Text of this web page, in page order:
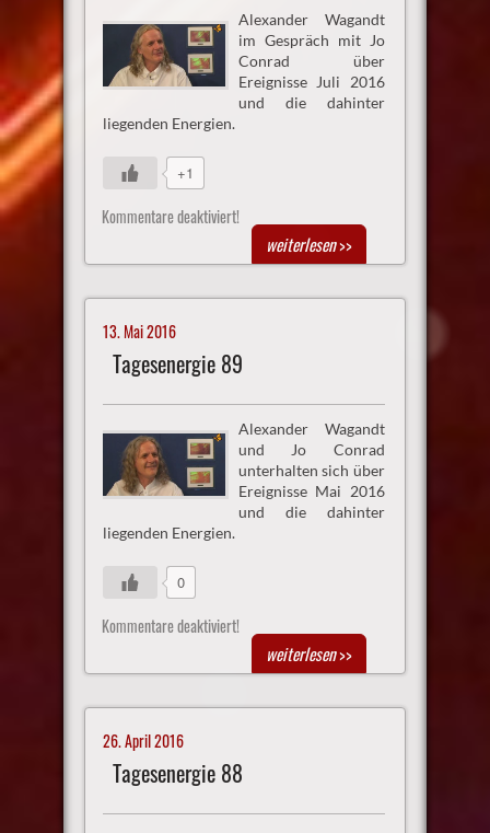
Alexander Wagandt
im Gespräch mit Jo
Conrad über
Ereignisse Juli 2016
und die dahinter
liegenden Energien.
+1
Kommentare deaktiviert!
weiterlesen>>
13. Mai 2016
Tagesenergie 89
Alexander Wagandt
und Jo Conrad
unterhalten sich über
Ereignisse Mai 2016
und die dahinter
liegenden Energien.
0
Kommentare deaktiviert!
weiterlesen>>
26. April 2016
Tagesenergie 88